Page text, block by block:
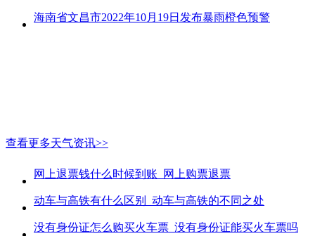
海南省文昌市2022年10月19日发布暴雨橙色预警
查看更多天气资讯>>
网上退票钱什么时候到账_网上购票退票
动车与高铁有什么区别_动车与高铁的不同之处
没有身份证怎么购买火车票_没有身份证能买火车票吗